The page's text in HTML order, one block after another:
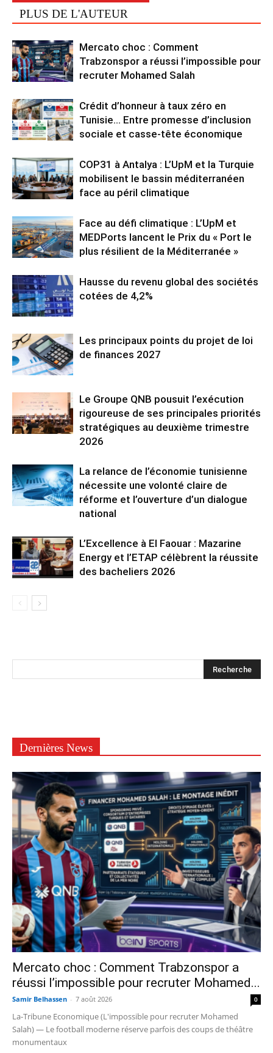
PLUS DE L'AUTEUR
Mercato choc : Comment
Trabzonspor a réussi l’impossible pour
recruter Mohamed Salah
Crédit d’honneur à taux zéro en
Tunisie… Entre promesse d’inclusion
sociale et casse-tête économique
COP31 à Antalya : L’UpM et la Turquie
mobilisent le bassin méditerranéen
face au péril climatique
Face au défi climatique : L’UpM et
MEDPorts lancent le Prix du « Port le
plus résilient de la Méditerranée »
Hausse du revenu global des sociétés
cotées de 4,2%
Les principaux points du projet de loi
de finances 2027
Le Groupe QNB pousuit l’exécution
rigoureuse de ses principales priorités
stratégiques au deuxième trimestre
2026
La relance de l’économie tunisienne
nécessite une volonté claire de
réforme et l’ouverture d’un dialogue
national
L’Excellence à El Faouar : Mazarine
Energy et l’ETAP célèbrent la réussite
des bacheliers 2026
Dernières News
Mercato choc : Comment Trabzonspor a
réussi l’impossible pour recruter Mohamed...
Samir Belhassen - 7 août 2026 0
La-Tribune Economique (L'impossible pour recruter Mohamed
Salah) — Le football moderne réserve parfois des coups de théâtre
monumentaux